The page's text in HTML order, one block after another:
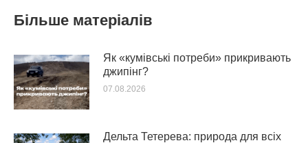
Більше матеріалів
Як «кумівські потреби» прикривають
джипінг?
07.08.2026
Дельта Тетерева: природа для всіх